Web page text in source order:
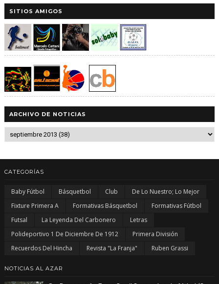
SITIOS AMIGOS
ARCHIVO DE NOTICIAS
CATEGORÍAS
Baby Fútbol Básquetbol Club
De Lo Nuestro; Lo Mejor
Fixture Primera A
Formativas Básquetbol
Formativas Fútbol
Futsal
La Leyenda Del Carbonero
Letras
Polideportivo 1 De Diciembre De 1912
Primera División
Recuerdos Del Hincha
Revista "La Franja" Ruben Grassi
NOTICIAS AL AZAR